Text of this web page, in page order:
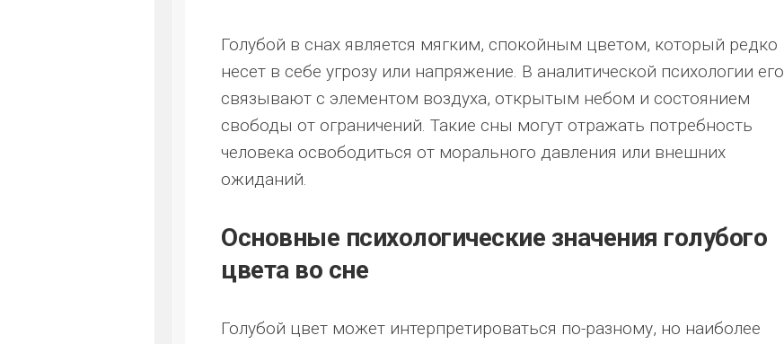
Голубой в снах является мягким, спокойным цветом, который редко
несет в себе угрозу или напряжение. В аналитической психологии его
связывают с элементом воздуха, открытым небом и состоянием
свободы от ограничений. Такие сны могут отражать потребность
человека освободиться от морального давления или внешних
ожиданий.
Основные психологические значения голубого
цвета во сне
Голубой цвет может интерпретироваться по-разному, но наиболее